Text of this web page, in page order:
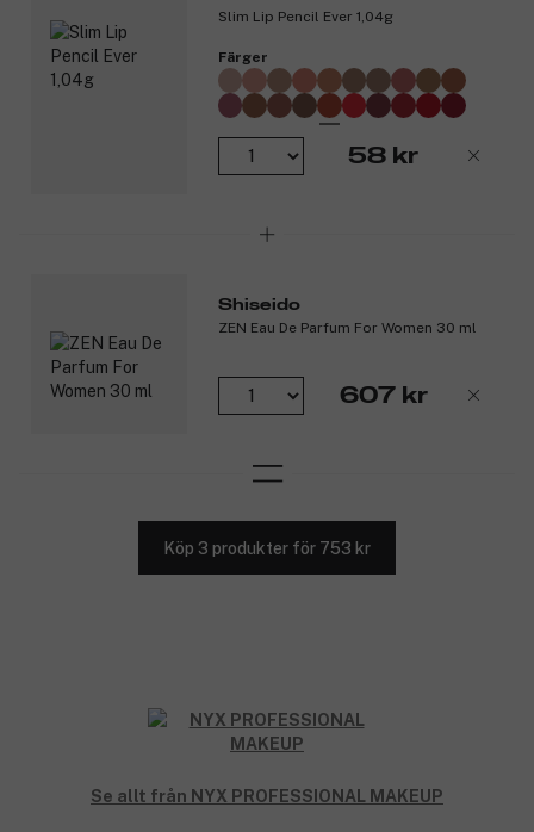
MAKEUP
Slim Lip Pencil Ever 1,04g
Färger
58 kr
Shiseido
ZEN Eau De Parfum For Women 30 ml
607 kr
Köp 3 produkter för 753 kr
Se allt från NYX PROFESSIONAL MAKEUP